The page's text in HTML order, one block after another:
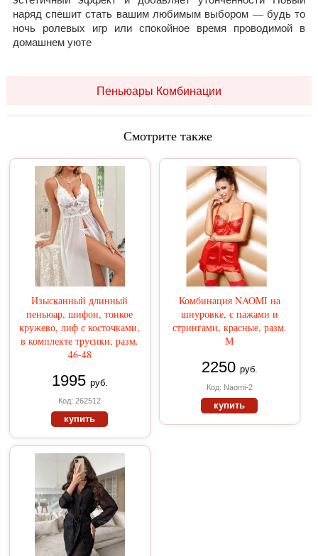
наряд спешит стать вашим любимым выбором — будь то
ночь ролевых игр или спокойное время проводимой в
домашнем уюте
Пеньюары Комбинации
Смотрите также
Изысканный длинный
пеньюар, шифон, тонкое
кружево, лиф с косточками,
в комплекте трусики, разм.
46-48
1995 руб.
Код: 262512
купить
Комбинация NAOMI на
шнуровке, с пажами и
стрингами, красные, разм.
М
2250 руб.
Код: Naomi-2
купить